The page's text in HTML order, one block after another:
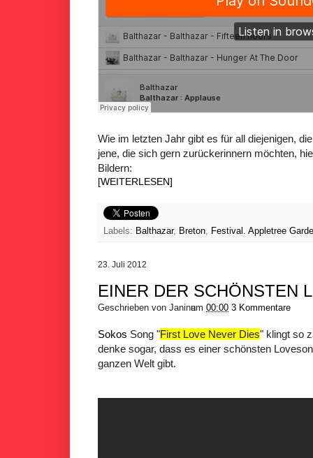
Wie im letzten Jahr gibt es für all diejenigen,
jene, die sich gern zurückerinnern möchten,
Bildern:
[WEITERLESEN]
Labels: Balthazar, Breton, Festival. Appletree
23. Juli 2012
EINER DER SCHÖNSTEN
Geschrieben von Janinaum00:00 3 Kommentare
Sokos Song "First Love Never Dies" klingt so
denke sogar, dass es einer schönsten
ganzen Welt gibt.